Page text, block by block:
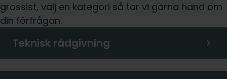
grossist, välj en kategori så tar vi gärna hand om
din förfrågan.
Teknisk rådgivning